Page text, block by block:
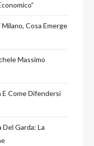
Cosa Emerge
Massimo
E Come Difendersi
Garda: La